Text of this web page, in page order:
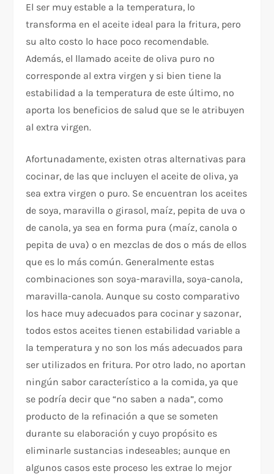
El ser muy estable a la temperatura, lo
transforma en el aceite ideal para la fritura, pero
su alto costo lo hace poco recomendable.
Además, el llamado aceite de oliva puro no
corresponde al extra virgen y si bien tiene la
estabilidad a la temperatura de este último, no
aporta los beneficios de salud que se le atribuyen
al extra virgen.
Afortunadamente, existen otras alternativas para
cocinar, de las que incluyen el aceite de oliva, ya
sea extra virgen o puro. Se encuentran los aceites
de soya, maravilla o girasol, maíz, pepita de uva o
de canola, ya sea en forma pura (maíz, canola o
pepita de uva) o en mezclas de dos o más de ellos
que es lo más común. Generalmente estas
combinaciones son soya-maravilla, soya-canola,
maravilla-canola. Aunque su costo comparativo
los hace muy adecuados para cocinar y sazonar,
todos estos aceites tienen estabilidad variable a
la temperatura y no son los más adecuados para
ser utilizados en fritura. Por otro lado, no aportan
ningún sabor característico a la comida, ya que
se podría decir que “no saben a nada”, como
producto de la refinación a que se someten
durante su elaboración y cuyo propósito es
eliminarle sustancias indeseables; aunque en
algunos casos este proceso les extrae lo mejor